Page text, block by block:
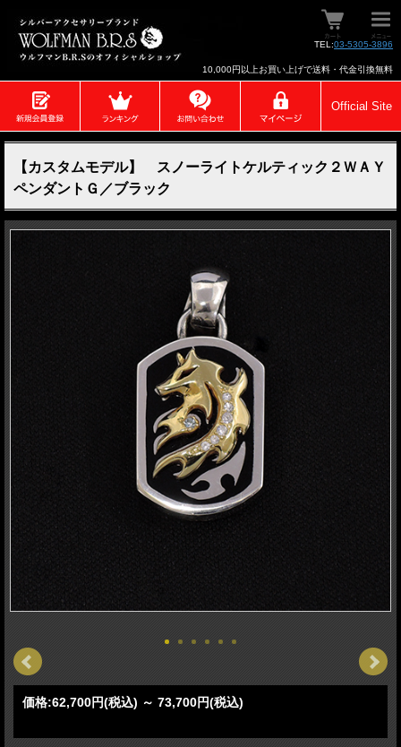
TEL:03-5305-3896
10,000円以上お買い上げで送料・代金引換無料
Official Site
【カスタムモデル】 スノーライトケルティック２ＷＡＹ
ペンダントＧ／ブラック
価格:62,700円(税込) ～ 73,700円(税込)